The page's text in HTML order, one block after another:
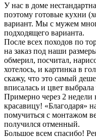
У нас в доме
поэтому готовые кухни
вариант. Мы с мужем
подходящего варианта.
После всех походов по
на заказ под наши
обмерил, посчитал,
хотелось, и картинка в
скажу, что это самый
вписалась и цвет
Примерно через 2
красавицу! «Благодаря»
помучиться с монтажом
получился отменный.
Большое всем спасибо!